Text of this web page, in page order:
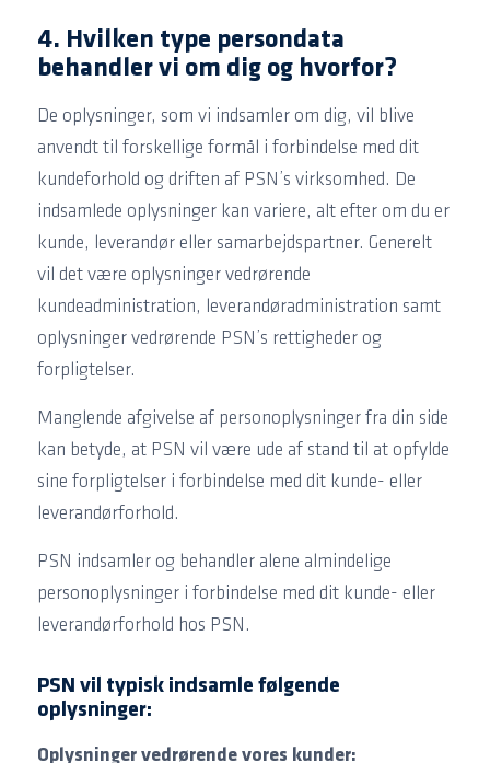
4. Hvilken type persondata
behandler vi om dig og hvorfor?
De oplysninger, som vi indsamler om dig, vil blive
anvendt til forskellige formål i forbindelse med dit
kundeforhold og driften af PSN’s virksomhed. De
indsamlede oplysninger kan variere, alt efter om du er
kunde, leverandør eller samarbejdspartner. Generelt
vil det være oplysninger vedrørende
kundeadministration, leverandøradministration samt
oplysninger vedrørende PSN’s rettigheder og
forpligtelser.
Manglende afgivelse af personoplysninger fra din side
kan betyde, at PSN vil være ude af stand til at opfylde
sine forpligtelser i forbindelse med dit kunde- eller
leverandørforhold.
PSN indsamler og behandler alene almindelige
personoplysninger i forbindelse med dit kunde- eller
leverandørforhold hos PSN.
PSN vil typisk indsamle følgende
oplysninger:
Oplysninger vedrørende vores kunder: